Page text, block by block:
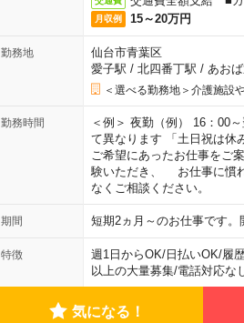
月収例 15～20万円
勤務地
仙台市青葉区
愛子駅 / 北四番丁駅 / あお
＜選べる勤務地＞介護施
勤務時間
＜例＞ 夜勤（例） 16：00
て異なります 「土日祝は休
ご希望にあったお仕事をご
験いただき、 お仕事に慣
なくご相談ください。
期間 短期2ヵ月～のお仕事です
特徴 週1日からOK/日払いOK/履
以上の大量募集/電話対応な
気になる！